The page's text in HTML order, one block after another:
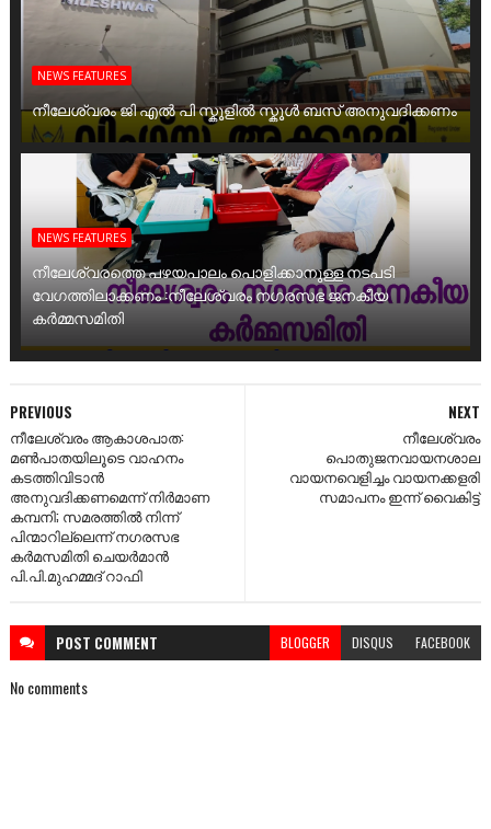
NEWS FEATURES
നീലേശ്വരം ജി എൽ പി സ്കൂളിൽ സ്കൂൾ ബസ് അനുവദിക്കണം
NEWS FEATURES
നീലേശ്വരത്തെ പഴയപാലം പൊളിക്കാനുള്ള നടപടി
വേഗത്തിലാക്കണം :നീലേശ്വരം നഗരസഭ ജനകീയ
കർമ്മസമിതി
NEXT
നീലേശ്വരം
പൊതുജനവായനശാല
വായനവെളിച്ചം വായനക്കളരി
സമാപനം ഇന്ന് വൈകിട്ട്
PREVIOUS
നീലേശ്വരം ആകാശപാത:
മൺപാതയിലൂടെ വാഹനം
കടത്തിവിടാൻ
അനുവദിക്കണമെന്ന് നിർമാണ
കമ്പനി; സമരത്തിൽ നിന്ന്
പിന്മാറില്ലെന്ന് നഗരസഭ
കർമസമിതി ചെയർമാൻ
പി.പി.മുഹമ്മദ് റാഫി
POST COMMENT BLOGGER DISQUS FACEBOOK
No comments